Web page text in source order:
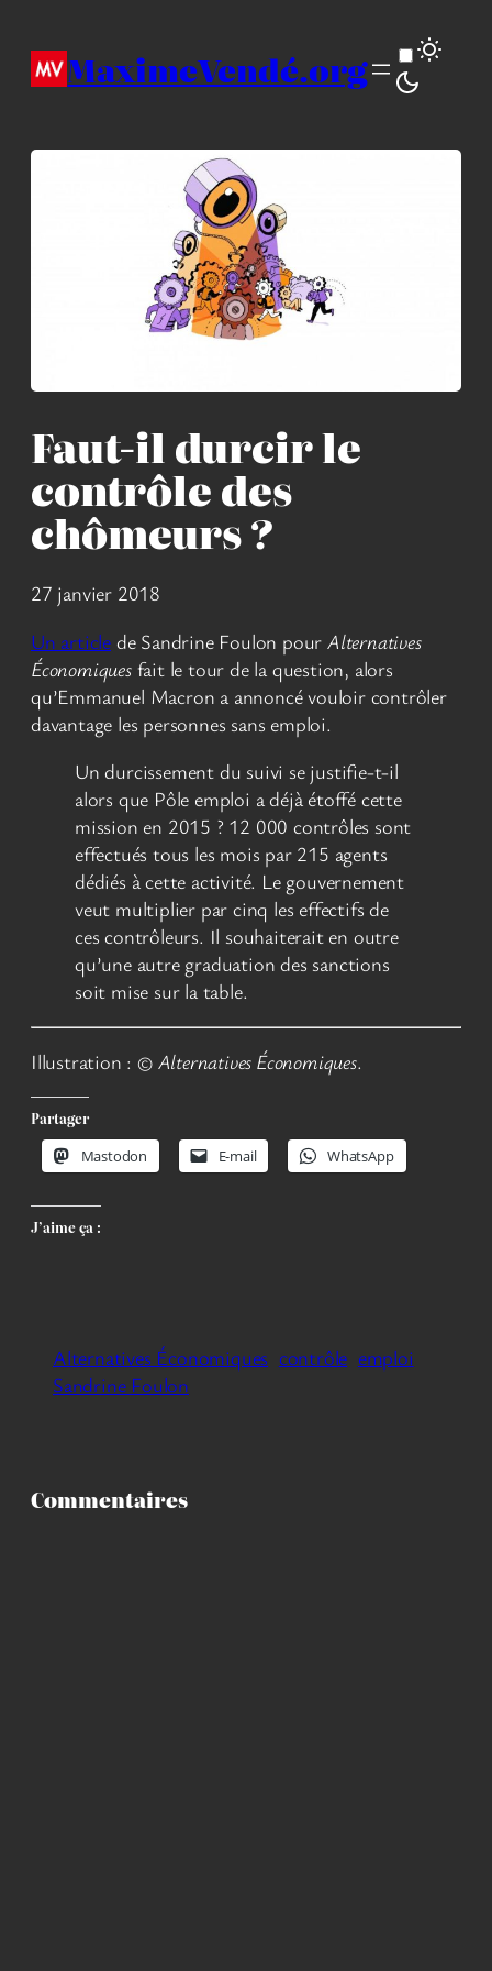
contenuMaximeVendé.org
Faut-il durcir le
contrôle des
chômeurs ?
27 janvier 2018
Un article de Sandrine Foulon pourAlternatives
Économiquesfait le tour de la question, alors
qu’Emmanuel Macron a annoncé vouloir contrôler
davantage les personnes sans emploi.
Un durcissement du suivi se ­justifie-t-il
alors que Pôle emploi a déjà étoffé cette
mission en 2015 ? 12 000 contrôles sont
effectués tous les mois par 215 agents
dédiés à cette activité. Le gouvernement
veut multiplier par cinq les effectifs de
ces contrôleurs. Il souhaiterait en outre
qu’une autre graduation des sanctions
soit mise sur la table.
Illustration : © Alternatives Économiques.
Partager
Mastodon
E-mail WhatsApp
J’aime ça :
Alternatives Économiques contrôle emploi
Sandrine Foulon
Commentaires